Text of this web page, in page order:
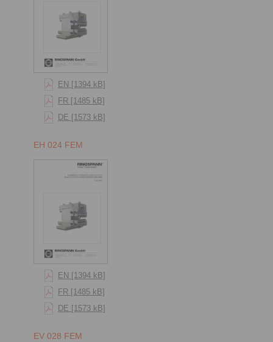
EN [1394 kB]
FR [1485 kB]
DE [1573 kB]
EH 024 FEM
EN [1394 kB]
FR [1485 kB]
DE [1573 kB]
EV 028 FEM